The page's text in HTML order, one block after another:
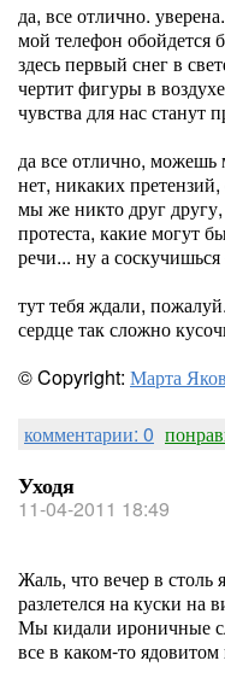
да, все отлично.
мой телефон обойдется
здесь первый снег в
чертит фигуры в
чувства для нас станут
да все отлично, можешь
нет, никаких
мы же никто друг
протеста, какие могут
речи... ну а соскучишься
тут тебя ждали,
сердце так сложно
© Copyright: Марта
комментарии: 0
Уходя
11-04-2011 18:49
Жаль, что вечер в столь
разлетелся на куски на
Мы кидали ироничные
все в каком-то